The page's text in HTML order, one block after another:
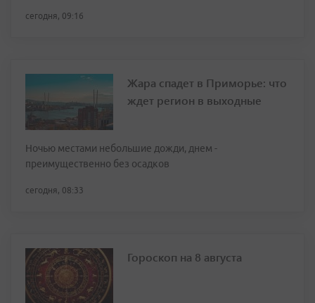
сегодня, 09:16
Жара спадет в Приморье: что
ждет регион в выходные
Ночью местами небольшие дожди, днем -
преимущественно без осадков
сегодня, 08:33
Гороскоп на 8 августа